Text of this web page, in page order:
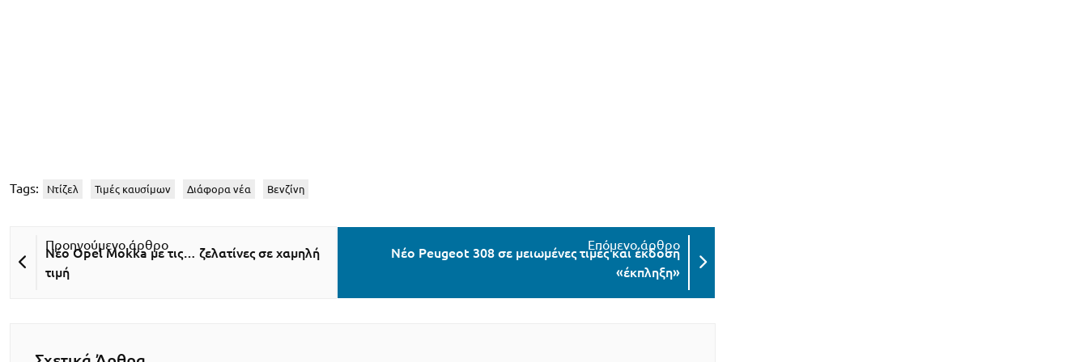
Tags: Ντίζελ Τιμές καυσίμων Διάφορα νέα Βενζίνη
Νέο Opel Mokka με τις… ζελατίνες σε χαμηλή
τιμή
Νέο Peugeot 308 σε μειωμένες τιμές και έκδοση
«έκπληξη»